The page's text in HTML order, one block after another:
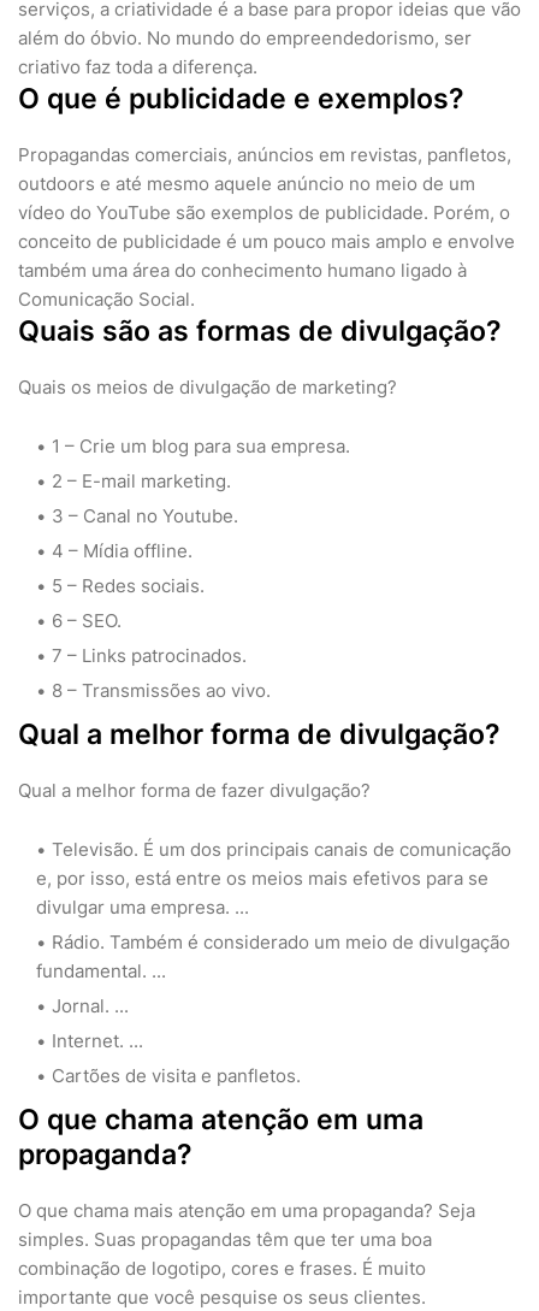
serviços, a criatividade é a base para propor ideias que vão
além do óbvio. No mundo do empreendedorismo, ser
criativo faz toda a diferença.
O que é publicidade e exemplos?
Propagandas comerciais, anúncios em revistas, panfletos,
outdoors e até mesmo aquele anúncio no meio de um
vídeo do YouTube são exemplos de publicidade. Porém, o
conceito de publicidade é um pouco mais amplo e envolve
também uma área do conhecimento humano ligado à
Comunicação Social.
Quais são as formas de divulgação?
Quais os meios de divulgação de marketing?
1 – Crie um blog para sua empresa.
2 – E-mail marketing.
3 – Canal no Youtube.
4 – Mídia offline.
5 – Redes sociais.
6 – SEO.
7 – Links patrocinados.
8 – Transmissões ao vivo.
Qual a melhor forma de divulgação?
Qual a melhor forma de fazer divulgação?
Televisão. É um dos principais canais de comunicação
e, por isso, está entre os meios mais efetivos para se
divulgar uma empresa. ...
Rádio. Também é considerado um meio de divulgação
fundamental. ...
Jornal. ...
Internet. ...
Cartões de visita e panfletos.
O que chama atenção em uma
propaganda?
O que chama mais atenção em uma propaganda? Seja
simples. Suas propagandas têm que ter uma boa
combinação de logotipo, cores e frases. É muito
importante que você pesquise os seus clientes.